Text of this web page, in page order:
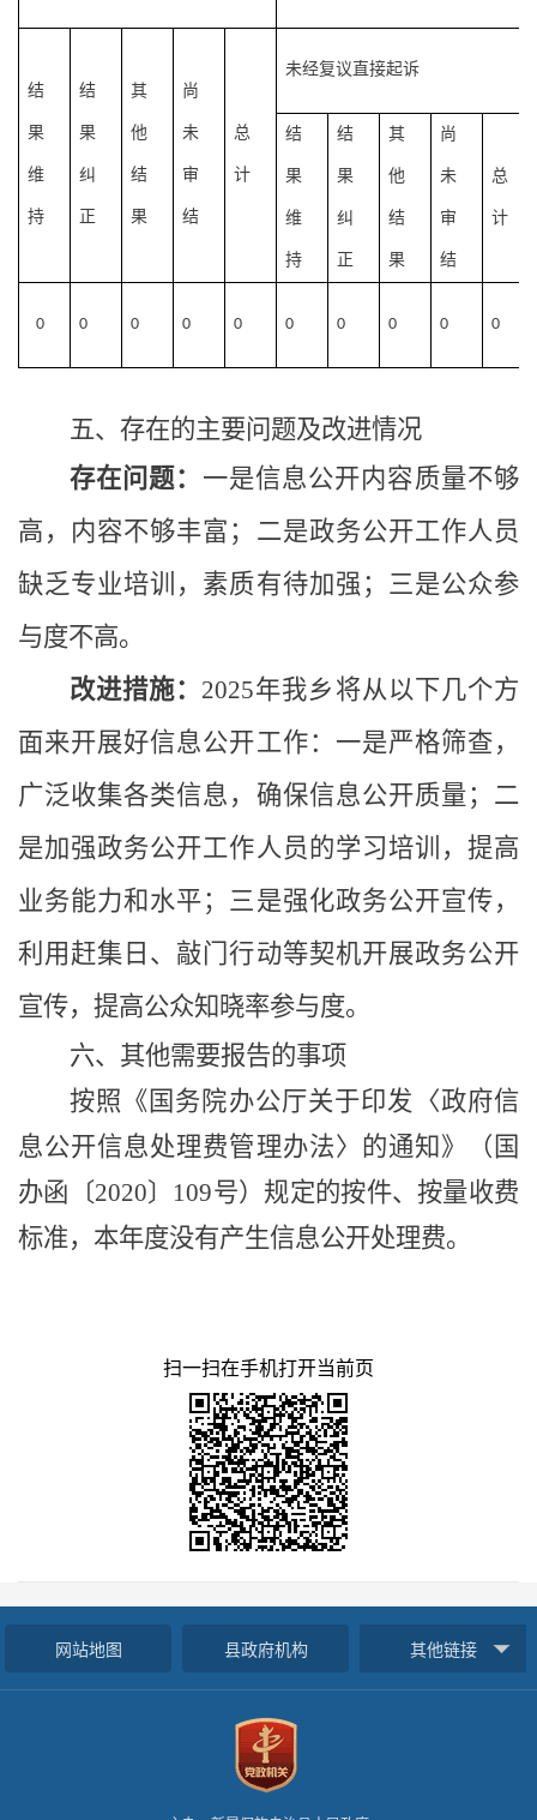
结
果
维
持
结
果
纠
正
其
他
结
果
尚
未
审
结
总
计
未经复议直接起诉
结
果
维
持
结
果
纠
正
其
他
结
果
尚
未
审
结
总
计
0 0 0 0 0 0 0 0 0 0
五、存在的主要问题及改进情况
存在问题： 一是信息公开内容质量不够
高，内容不够丰富；
二是政务公开工作人员
缺乏专业培训， 素质有待加强 ； 三是公众参
与度不高。
改进措施： 2025年我乡将从以下几个方
面来开展好信息公开工作：一是严格筛查，
广泛收集各类信息，确保信息公开质量；二
是加强政务公开工作人员的学习培训， 提高
业务能力和水平；三是强化政务公开宣传，
利用赶集日、敲门行动等契机开展政务公开
宣传，提高公众知晓率参与度。
六、其他需要报告的事项
按照《国务院办公厅关于印发〈政府信
息公开信息处理费管理办法〉的通知》（国
办函〔2020〕109号）规定的按件、按量收费
标准，本年度没有产生信息公开处理费。
扫一扫在手机打开当前页
网站地图 县政府机构 其他链接